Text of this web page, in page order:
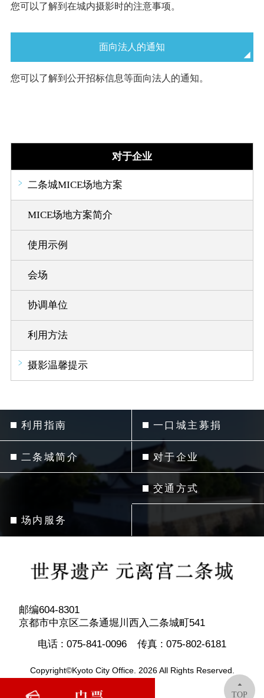
您可以了解到在城内摄影时的注意事项。
面向法人的通知
您可以了解到公开招标信息等面向法人的通知。
对于企业
二条城MICE场地方案
MICE场地方案简介
使用示例
会场
协调单位
利用方法
摄影温馨提示
TOP
利用指南
二条城简介
场内服务
一口城主募捐
对于企业
交通方式
邮编604-8301
京都市中京区二条通堀川西入二条城町541
电话 : 075-841-0096 传真 :075-802-6181
Copyright©Kyoto City Office. 2026 All Rights Reserved.